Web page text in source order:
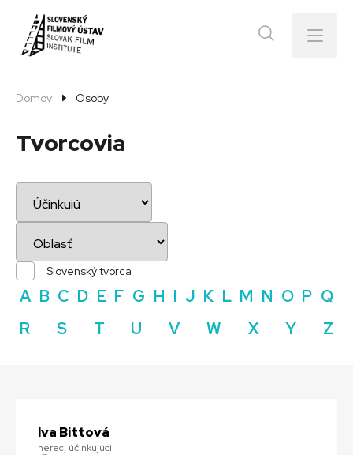
Menu
Domov Osoby
Tvorcovia
Slovenský tvorca
A B C D E F G H I J K L M N O P Q
R
S T U V W X Y Z
Iva Bittová
herec, účinkujúci